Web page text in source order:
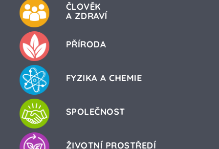
ČLOVĚK
A ZDRAVÍ
PŘÍRODA
FYZIKA A CHEMIE
SPOLEČNOST
ŽIVOTNÍ PROSTŘEDÍ